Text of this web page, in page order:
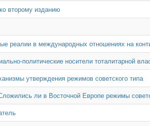
второму изданию
реалии в международных отношениях на
политические носители тоталитарной
утверждения режимов советского типа
ли в Восточной Европе режимы